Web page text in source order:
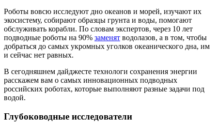
Роботы вовсю исследуют дно океанов и морей, изучают их
экосистему, собирают образцы грунта и воды, помогают
обслуживать корабли. По словам экспертов, через 10 лет
подводные роботы на 90% заменят водолазов, а в том, чтобы
добраться до самых укромных уголков океанического дна, им
и сейчас нет равных.
В сегодняшнем дайджесте технологи сохранения энергии
расскажем вам о самых инновационных подводных
российских роботах, которые выполняют разные задачи под
водой.
Глубоководные исследователи